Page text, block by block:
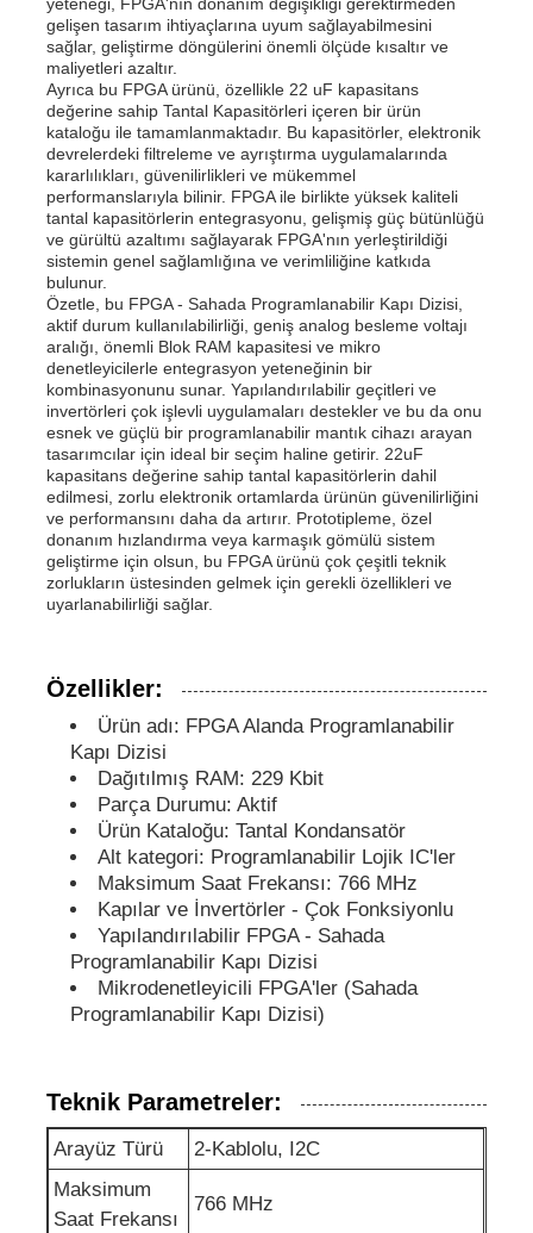
Bizim Hakkımızda
Fabrika turu
Kalite Kontrol
Bize Ulaşın
Haberler
Davalar
FPGA Alan Programlanabilir Geçit Dizisi
MCU Mikrodenetleyici Birimi
SOC (Sistem Üzerinde Çip)
MPU IC
CPLD PLD
Kızılötesi ısı dedektörü
DSP IC Çipi
EEPROM çipi
PSRAM Çip
gelişen tasarım ihtiyaçlarına uyum sağlayabilmesini
sağlar, geliştirme döngülerini önemli ölçüde kısaltır ve
maliyetleri azaltır.
Ayrıca bu FPGA ürünü, özellikle 22 uF kapasitans
değerine sahip Tantal Kapasitörleri içeren bir ürün
kataloğu ile tamamlanmaktadır. Bu kapasitörler, elektronik
devrelerdeki filtreleme ve ayrıştırma uygulamalarında
kararlılıkları, güvenilirlikleri ve mükemmel
performanslarıyla bilinir. FPGA ile birlikte yüksek kaliteli
tantal kapasitörlerin entegrasyonu, gelişmiş güç bütünlüğü
ve gürültü azaltımı sağlayarak FPGA'nın yerleştirildiği
sistemin genel sağlamlığına ve verimliliğine katkıda
bulunur.
Özetle, bu FPGA - Sahada Programlanabilir Kapı Dizisi,
aktif durum kullanılabilirliği, geniş analog besleme voltajı
aralığı, önemli Blok RAM kapasitesi ve mikro
denetleyicilerle entegrasyon yeteneğinin bir
kombinasyonunu sunar. Yapılandırılabilir geçitleri ve
invertörleri çok işlevli uygulamaları destekler ve bu da onu
esnek ve güçlü bir programlanabilir mantık cihazı arayan
tasarımcılar için ideal bir seçim haline getirir. 22uF
kapasitans değerine sahip tantal kapasitörlerin dahil
edilmesi, zorlu elektronik ortamlarda ürünün güvenilirliğini
ve performansını daha da artırır. Prototipleme, özel
donanım hızlandırma veya karmaşık gömülü sistem
geliştirme için olsun, bu FPGA ürünü çok çeşitli teknik
zorlukların üstesinden gelmek için gerekli özellikleri ve
uyarlanabilirliği sağlar.
Özellikler:
Ürün adı: FPGA Alanda Programlanabilir
Kapı Dizisi
Dağıtılmış RAM: 229 Kbit
Parça Durumu: Aktif
Ürün Kataloğu: Tantal Kondansatör
Alt kategori: Programlanabilir Lojik IC'ler
Maksimum Saat Frekansı: 766 MHz
Kapılar ve İnvertörler - Çok Fonksiyonlu
Yapılandırılabilir FPGA - Sahada
Programlanabilir Kapı Dizisi
Mikrodenetleyicili FPGA'ler (Sahada
Programlanabilir Kapı Dizisi)
Teknik Parametreler:
Arayüz Türü
2-Kablolu, I2C
Maksimum
Saat Frekansı
766 MHz